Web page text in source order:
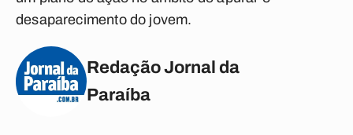
desaparecimento do jovem.
Redação Jornal da
Paraíba